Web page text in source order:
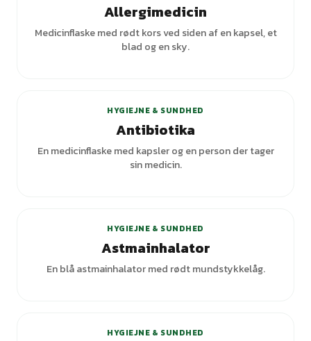
Allergimedicin
Medicinflaske med rødt kors ved siden af en kapsel, et
blad og en sky.
HYGIEJNE & SUNDHED
Antibiotika
En medicinflaske med kapsler og en person der tager
sin medicin.
HYGIEJNE & SUNDHED
Astmainhalator
En blå astmainhalator med rødt mundstykkelåg.
HYGIEJNE & SUNDHED